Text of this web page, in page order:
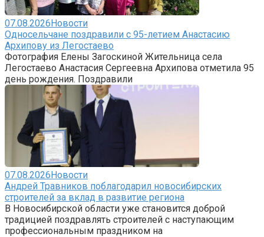
07.08.2026Новости
Односельчане поздравили с 95-летием Анастасию
Архипову из Легостаево
Фотография Елены Загоскиной Жительница села
Легостаево Анастасия Сергеевна Архипова отметила 95
день рождения. Поздравили
07.08.2026Новости
Андрей Травников поблагодарил новосибирских
строителей за вклад в развитие региона
В Новосибирской области уже становится доброй
традицией поздравлять строителей с наступающим
профессиональным праздником на